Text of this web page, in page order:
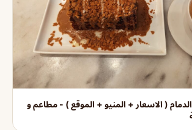
( الاسعار + المنيو + الموقع ) - مطاعم و